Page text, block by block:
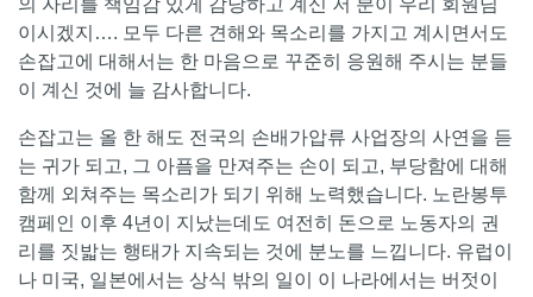
의 자리를 책임감 있게 감당하고 계신 저 분이 우리 회원님
이시겠지…. 모두 다른 견해와 목소리를 가지고 계시면서도
손잡고에 대해서는 한 마음으로 꾸준히 응원해 주시는 분들
이 계신 것에 늘 감사합니다.
손잡고는 올 한 해도 전국의 손배가압류 사업장의 사연을 듣
는 귀가 되고, 그 아픔을 만져주는 손이 되고, 부당함에 대해
함께 외쳐주는 목소리가 되기 위해 노력했습니다. 노란봉투
캠페인 이후 4년이 지났는데도 여전히 돈으로 노동자의 권
리를 짓밟는 행태가 지속되는 것에 분노를 느낍니다. 유럽이
나 미국, 일본에서는 상식 밖의 일이 이 나라에서는 버젓이